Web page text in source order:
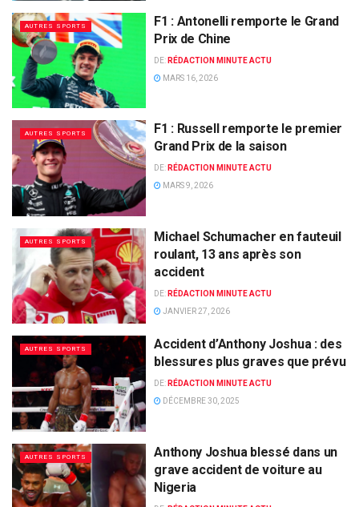
AUTRES SPORTS
F1 : Antonelli remporte le Grand
Prix de Chine
DE: RÉDACTION MINUTE ACTU
MARS 16, 2026
AUTRES SPORTS
F1 : Russell remporte le premier
Grand Prix de la saison
DE: RÉDACTION MINUTE ACTU
MARS 9, 2026
AUTRES SPORTS
Michael Schumacher en fauteuil
roulant, 13 ans après son
accident
DE: RÉDACTION MINUTE ACTU
JANVIER 27, 2026
AUTRES SPORTS
Accident d’Anthony Joshua : des
blessures plus graves que prévu
DE: RÉDACTION MINUTE ACTU
DÉCEMBRE 30, 2025
AUTRES SPORTS
Anthony Joshua blessé dans un
grave accident de voiture au
Nigeria